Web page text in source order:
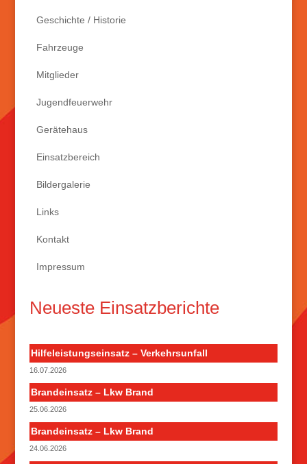
Geschichte / Historie
Fahrzeuge
Mitglieder
Jugendfeuerwehr
Gerätehaus
Einsatzbereich
Bildergalerie
Links
Kontakt
Impressum
Neueste Einsatzberichte
Hilfeleistungseinsatz – Verkehrsunfall
16.07.2026
Brandeinsatz – Lkw Brand
25.06.2026
Brandeinsatz – Lkw Brand
24.06.2026